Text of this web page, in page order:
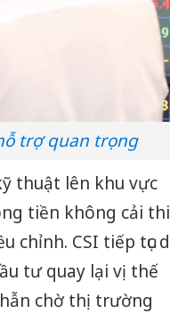
trợ quan trọng
thuật lên khu vực
tiền không cải
chỉnh. CSI tiếp tục
tư quay lại vị thế
chờ thị trường